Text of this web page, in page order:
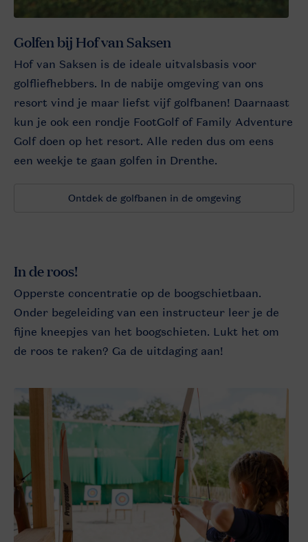
Golfen bij Hof van Saksen
Hof van Saksen is de ideale uitvalsbasis voor
golfliefhebbers. In de nabije omgeving van ons
resort vind je maar liefst vijf golfbanen! Daarnaast
kun je ook een rondje FootGolf of Family Adventure
Golf doen op het resort. Alle reden dus om eens
een weekje te gaan golfen in Drenthe.
Ontdek de golfbanen in de omgeving
In de roos!
Opperste concentratie op de boogschietbaan.
Onder begeleiding van een instructeur leer je de
fijne kneepjes van het boogschieten. Lukt het om
de roos te raken? Ga de uitdaging aan!